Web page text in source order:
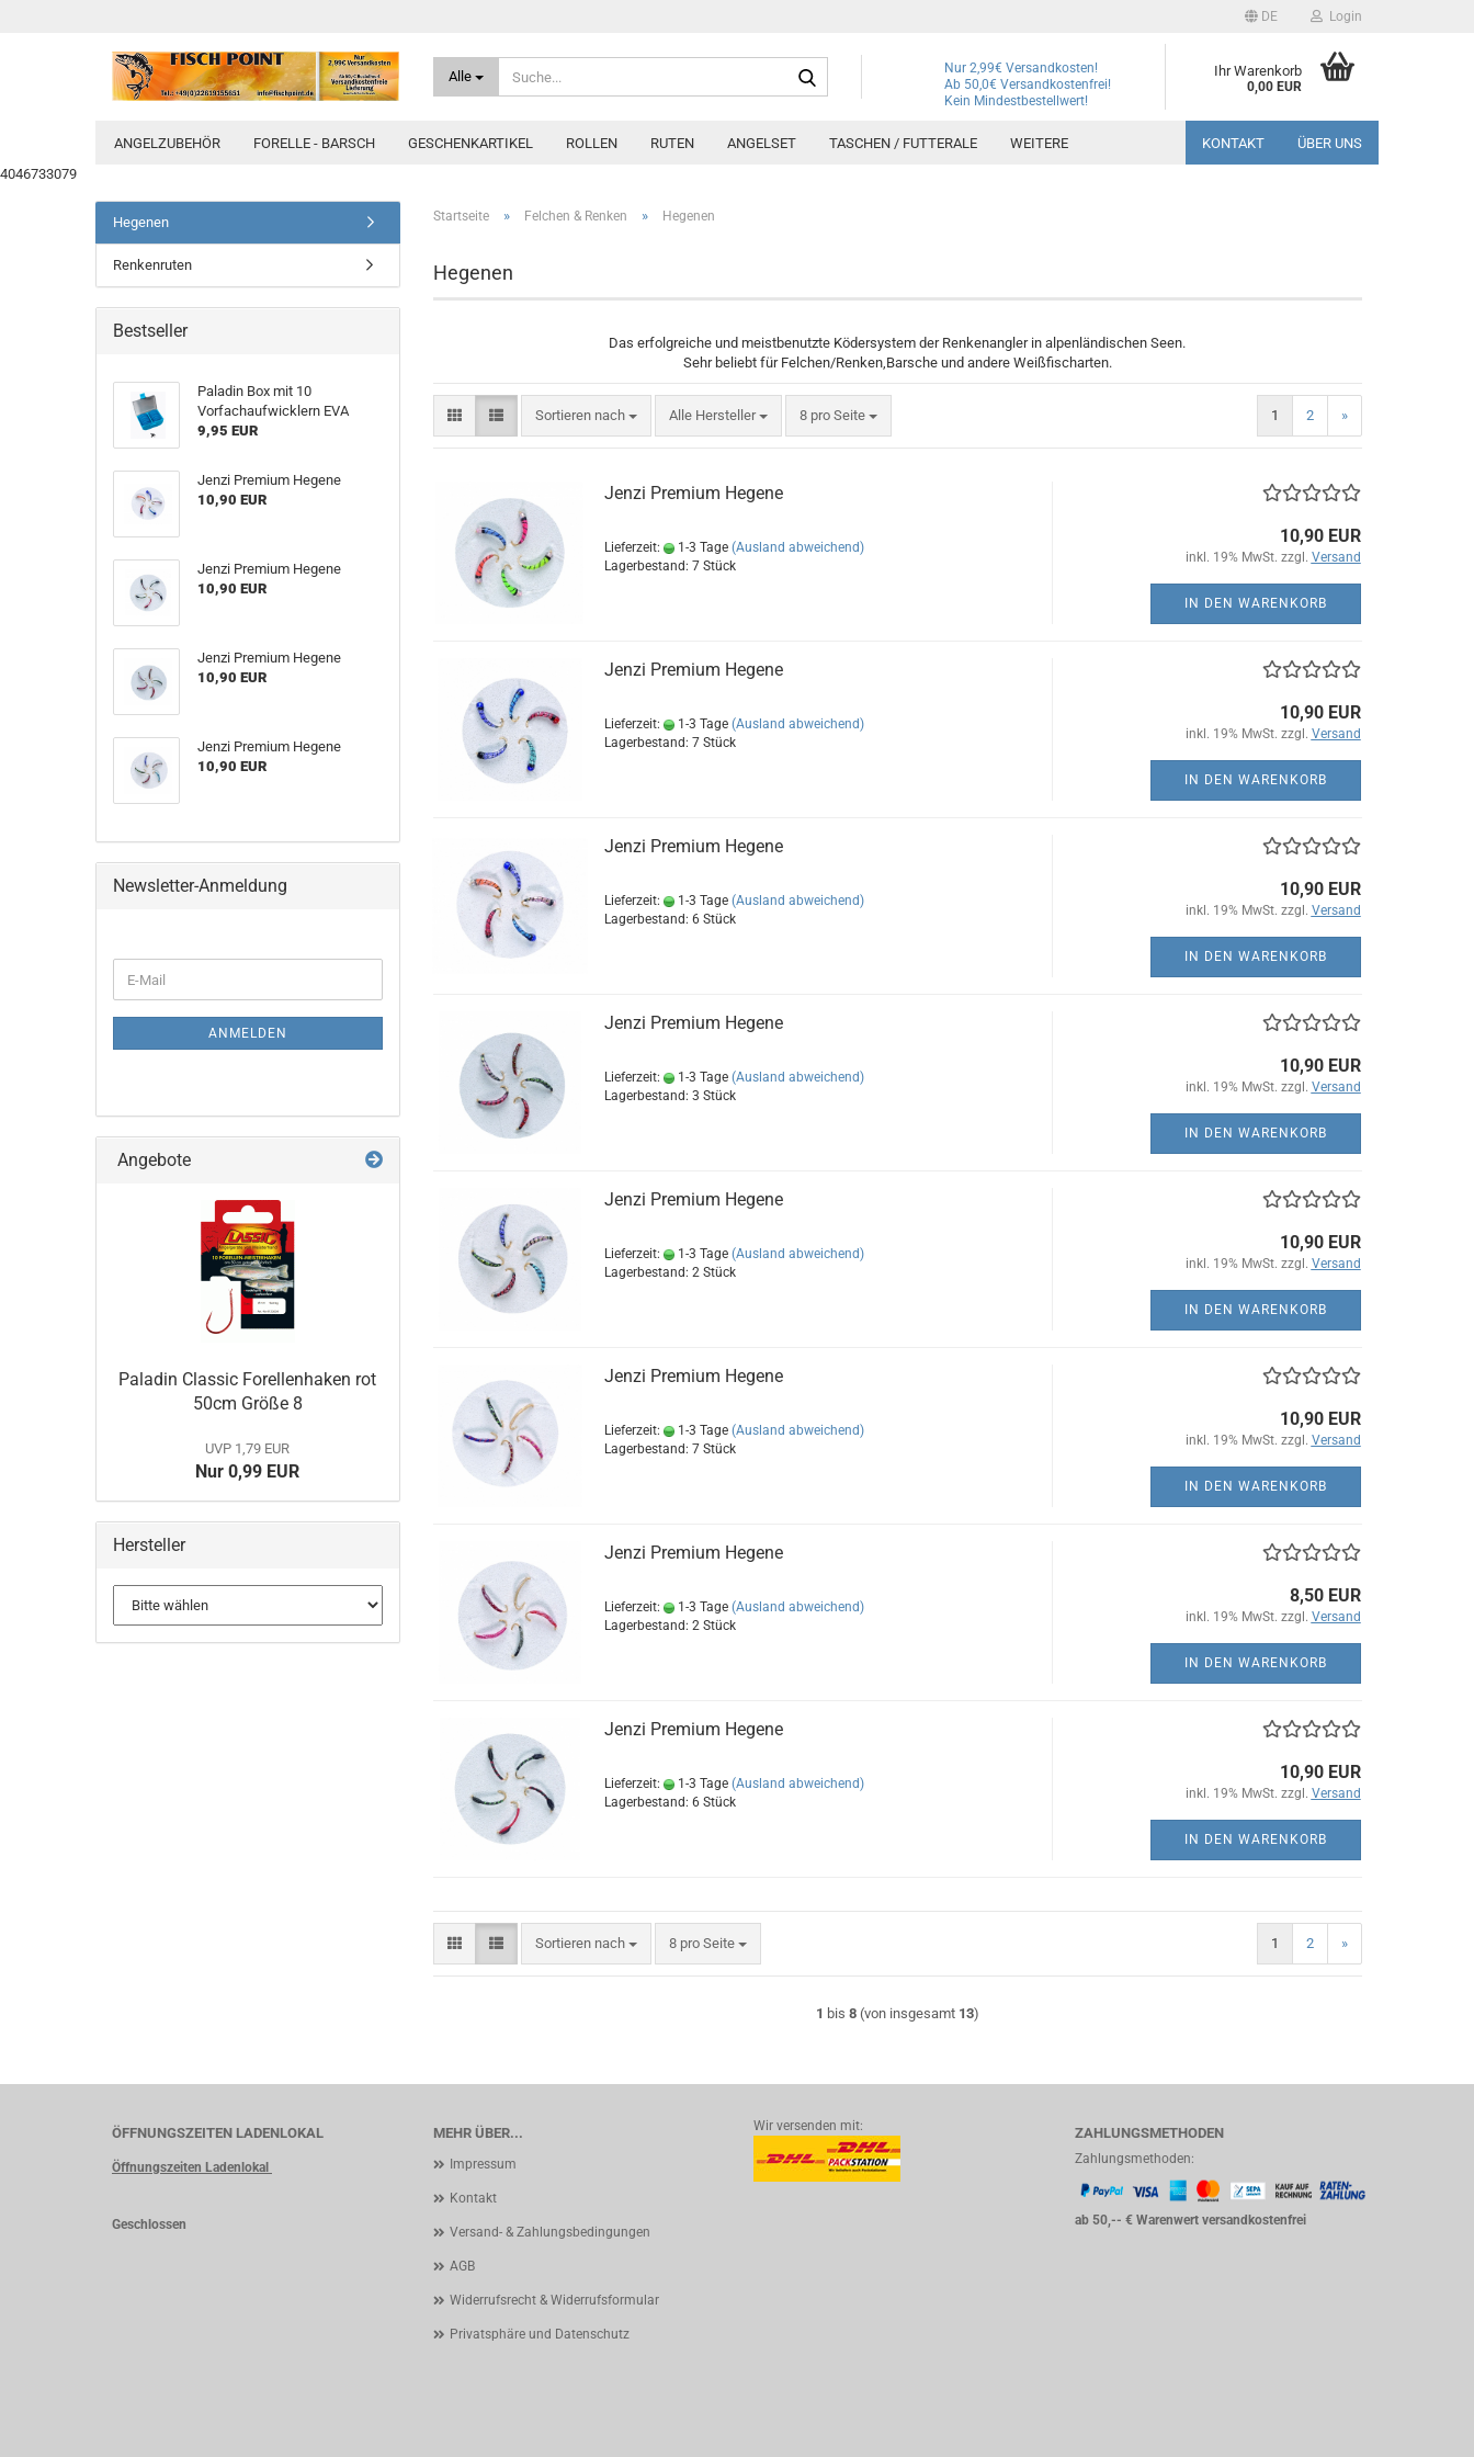
4046733079
DE Login
Alle
Nur 2,99€ Versandkosten!
Ab 50,0€ Versandkostenfrei!
Kein Mindestbestellwert!
Ihr Warenkorb
0,00 EUR
ANGELZUBEHÖR FORELLE - BARSCH GESCHENKARTIKEL ROLLEN RUTEN ANGELSET TASCHEN / FUTTERALE KONTAKT ÜBER UNS
WEITERE
Startseite » Felchen & Renken » Hegenen
Hegenen
Das erfolgreiche und meistbenutzte Ködersystem der Renkenangler in alpenländischen Seen.
Sehr beliebt für Felchen/Renken,Barsche und andere Weißfischarten.
Sortieren nach
Sortieren nach Alle Hersteller 8 pro Seite
pro Seite 1 2 »
Jenzi Premium Hegene
Lieferzeit: 1-3 Tage (Ausland abweichend)
Lagerbestand: 7 Stück
10,90 EUR
inkl. 19% MwSt. zzgl. Versand
IN DEN WARENKORB
Jenzi Premium Hegene
Lieferzeit: 1-3 Tage (Ausland abweichend)
Lagerbestand: 7 Stück
10,90 EUR
inkl. 19% MwSt. zzgl. Versand
IN DEN WARENKORB
Jenzi Premium Hegene
Lieferzeit: 1-3 Tage (Ausland abweichend)
Lagerbestand: 6 Stück
10,90 EUR
inkl. 19% MwSt. zzgl. Versand
IN DEN WARENKORB
Jenzi Premium Hegene
Lieferzeit: 1-3 Tage (Ausland abweichend)
Lagerbestand: 3 Stück
10,90 EUR
inkl. 19% MwSt. zzgl. Versand
IN DEN WARENKORB
Jenzi Premium Hegene
Lieferzeit: 1-3 Tage (Ausland abweichend)
Lagerbestand: 2 Stück
10,90 EUR
inkl. 19% MwSt. zzgl. Versand
IN DEN WARENKORB
Jenzi Premium Hegene
Lieferzeit: 1-3 Tage (Ausland abweichend)
Lagerbestand: 7 Stück
10,90 EUR
inkl. 19% MwSt. zzgl. Versand
IN DEN WARENKORB
Jenzi Premium Hegene
Lieferzeit: 1-3 Tage (Ausland abweichend)
Lagerbestand: 2 Stück
8,50 EUR
inkl. 19% MwSt. zzgl. Versand
IN DEN WARENKORB
Jenzi Premium Hegene
Lieferzeit: 1-3 Tage (Ausland abweichend)
Lagerbestand: 6 Stück
10,90 EUR
inkl. 19% MwSt. zzgl. Versand
IN DEN WARENKORB
Sortieren nach
Sortieren nach 8 pro Seite
pro Seite 1 2 »
1 bis 8(von insgesamt 13)
Hegenen
Renkenruten
Bestseller
Paladin Box mit 10
Vorfachaufwicklern EVA
9,95 EUR
Jenzi Premium Hegene
10,90 EUR
Jenzi Premium Hegene
10,90 EUR
Jenzi Premium Hegene
10,90 EUR
Jenzi Premium Hegene
10,90 EUR
Newsletter-Anmeldung
ZUR
E-
Mail
ANMELDEN
Angebote
Paladin Classic Forellenhaken rot
50cm Größe 8
UVP 1,79 EUR
Nur 0,99 EUR
Hersteller
MEHR ÜBER...
Impressum
Kontakt
Versand- & Zahlungsbedingungen
AGB
Widerrufsrecht & Widerrufsformular
Privatsphäre und Datenschutz
Wir versenden mit: ZAHLUNGSMETHODEN
Zahlungsmethoden:
ab 50,-- € Warenwert versandkostenfrei
ÖFFNUNGSZEITEN LADENLOKAL
Öffnungszeiten Ladenlokal
Geschlossen